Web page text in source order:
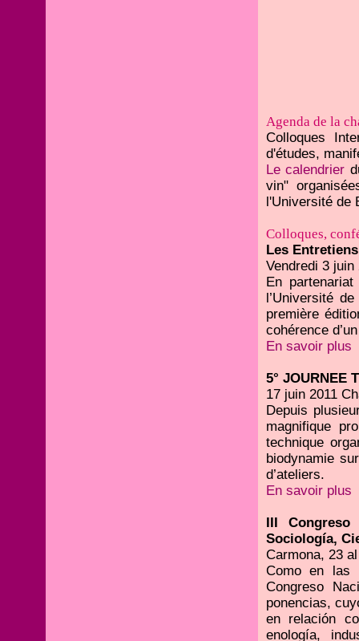
Agenda de la
Colloques
d'études,
Le calendrier
vin"
l'Université de
Colloques,
Les
Vendredi 3 juin
En
l’Université
première
cohérence
En savoir plus
5° JOURNEE
17 juin 2011
Depuis
magnifique
technique
biodynamie
d’ateliers.
En savoir plus
III
Sociología,
Carmona, 23
Como en las
Congreso
ponencias,
en relación
enología,